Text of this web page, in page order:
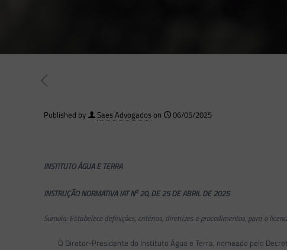
Published by Saes Advogadoson 06/05/2025
INSTITUTO ÁGUA E TERRA
INSTRUÇÃO NORMATIVA IAT No20, DE 25 DE ABRIL DE 2025
Súmula: Estabelece definições, critérios, diretrizes e procedimentos, para o
O Diretor-Presidente do Instituto Água e Terra, nomeado pelo